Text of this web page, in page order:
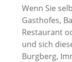
Wenn Sie
Gasthofes,
Restaurant
und sich
Burgberg,